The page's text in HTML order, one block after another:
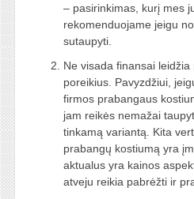
– pasirinkimas, kurį mes
rekomenduojame jeigu
sutaupyti.
Ne visada finansai
poreikius. Pavyzdžiui,
firmos prabangaus
jam reikės nemažai
tinkamą variantą. Kita
prabangų kostiumą yra
aktualus yra kainos
atveju reikia pabrėžti ir